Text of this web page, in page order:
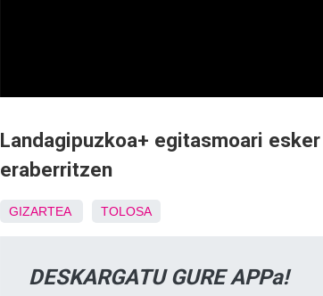
Landagipuzkoa+ egitasmoari
eraberritzen
GIZARTEA TOLOSA
DESKARGATU GURE APPa!